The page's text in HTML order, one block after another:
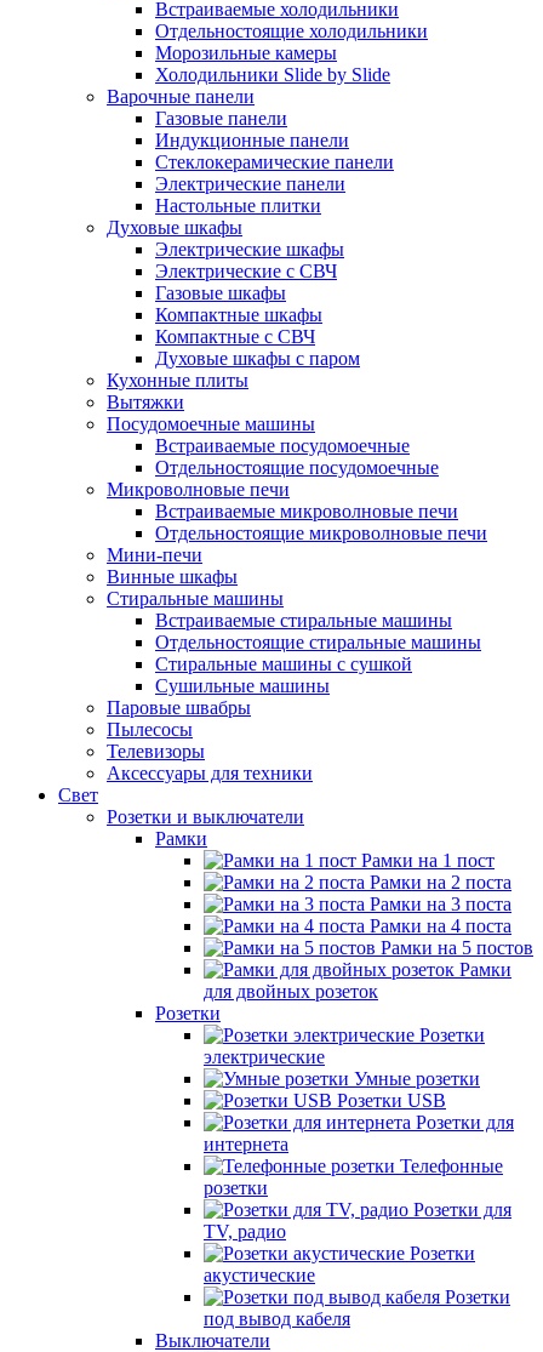
Встраиваемые холодильники
Отдельностоящие холодильники
Морозильные камеры
Холодильники Slide by Slide
Варочные панели
Газовые панели
Индукционные панели
Стеклокерамические панели
Электрические панели
Настольные плитки
Духовые шкафы
Электрические шкафы
Электрические с СВЧ
Газовые шкафы
Компактные шкафы
Компактные с СВЧ
Духовые шкафы с паром
Кухонные плиты
Вытяжки
Посудомоечные машины
Встраиваемые посудомоечные
Отдельностоящие посудомоечные
Микроволновые печи
Встраиваемые микроволновые печи
Отдельностоящие микроволновые печи
Мини-печи
Винные шкафы
Стиральные машины
Встраиваемые стиральные машины
Отдельностоящие стиральные машины
Стиральные машины с сушкой
Сушильные машины
Паровые швабры
Пылесосы
Телевизоры
Аксессуары для техники
Свет
Розетки и выключатели
Рамки
Рамки на 1 пост
Рамки на 2 поста
Рамки на 3 поста
Рамки на 4 поста
Рамки на 5 постов
Рамки
для двойных розеток
Розетки
Розетки
электрические
Умные розетки
Розетки USB
Розетки для
интернета
Телефонные
розетки
Розетки для
TV, радио
Розетки
акустические
Розетки
под вывод кабеля
Выключатели